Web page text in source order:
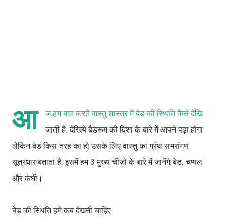
आ
ज हम बात करते वास्तु शास्त्र में बेड की स्थिति कैसे देखि
जाती है. देखिये बैडरूम की दिशा के बारे में आपने पढ़ा होगा
लेकिन बेड किस तरह का हो उसके लिए वास्तु का ग्रंथ समरांगण
सूत्रधार बताता है. इसमें हम 3 मुख्य चीज़ो के बारे में जानेंगे बेड, चप्पल
और कंघी।
बेड की स्थिति हमे कब देखनी चाहिए